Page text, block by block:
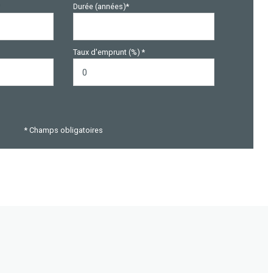
Durée (années)*
Taux d'emprunt (%) *
* Champs obligatoires